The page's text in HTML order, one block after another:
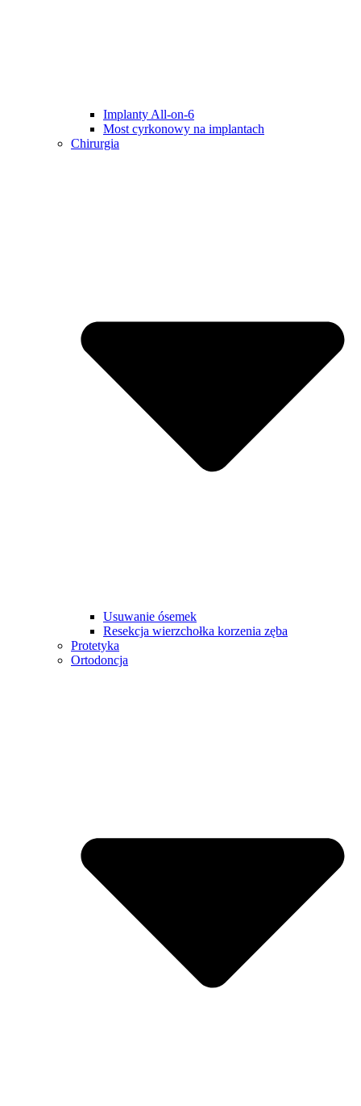
Implanty All-on-6
Most cyrkonowy na implantach
Chirurgia
Usuwanie ósemek
Resekcja wierzchołka korzenia zęba
Protetyka
Ortodoncja